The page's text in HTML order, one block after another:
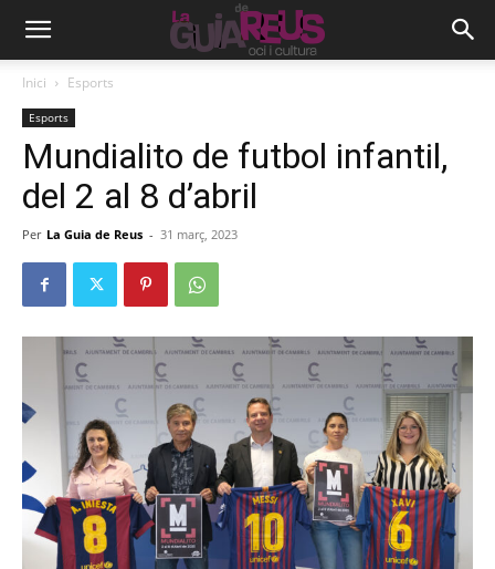
Inici Esports
Esports
Mundialito de futbol infantil,
del 2 al 8 d’abril
Per La Guia de Reus - 31 març, 2023